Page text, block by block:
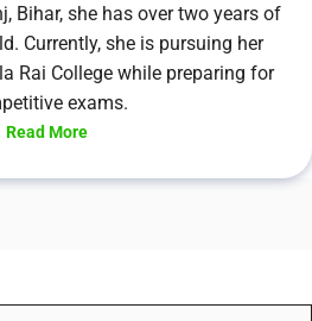
Bihar, she has over two years of
Currently, she is pursuing her
Rai College while preparing for
exams.
Read More